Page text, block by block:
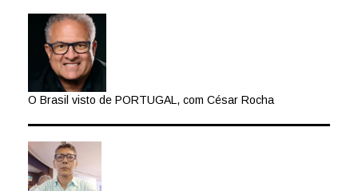
O Brasil visto de PORTUGAL, com César Rocha